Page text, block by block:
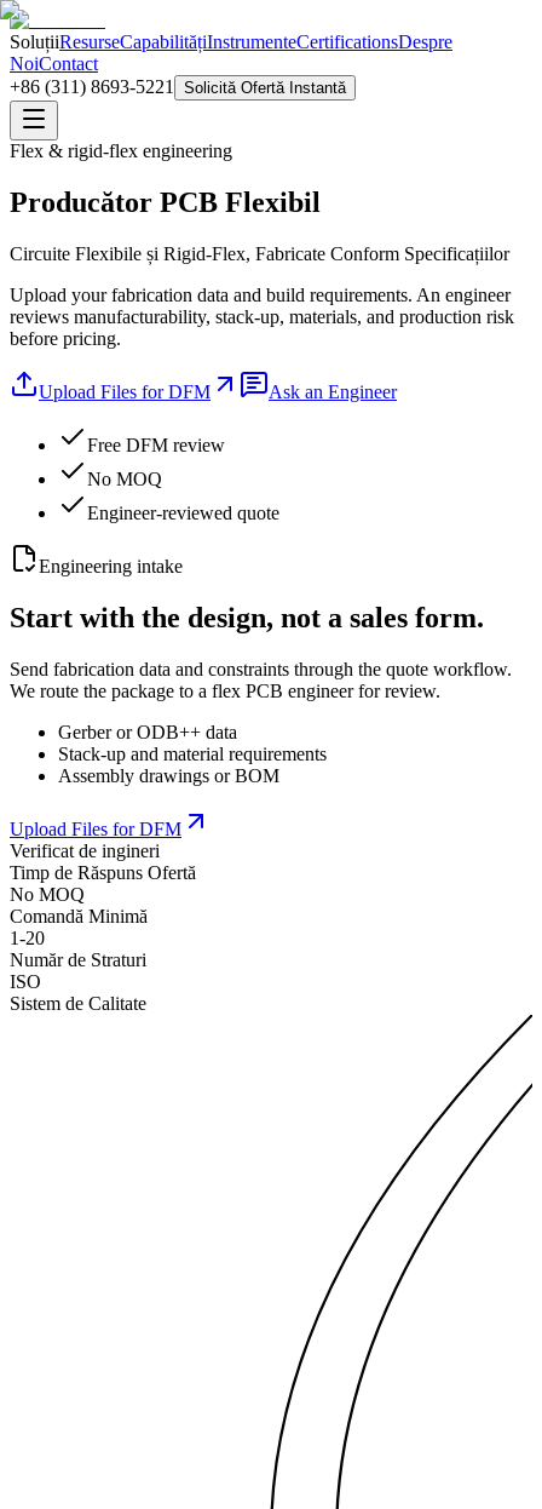
SoluțiiResurseCapabilitățiInstrumenteCertificationsDespre
NoiContact
+86 (311) 8693-5221
Solicită Ofertă Instantă
Flex & rigid-flex engineering
Producător PCB Flexibil
Circuite Flexibile și Rigid-Flex, Fabricate Conform Specificațiilor
Upload your fabrication data and build requirements. An engineer
reviews manufacturability, stack-up, materials, and production risk
before pricing.
Upload Files for DFM Ask an Engineer
Free DFM review
No MOQ
Engineer-reviewed quote
Engineering intake
Start with the design, not a sales form.
Send fabrication data and constraints through the quote workflow.
We route the package to a flex PCB engineer for review.
Gerber or ODB++ data
Stack-up and material requirements
Assembly drawings or BOM
Upload Files for DFM
Verificat de ingineri
Timp de Răspuns Ofertă
No MOQ
Comandă Minimă
1-20
Număr de Straturi
ISO
Sistem de Calitate